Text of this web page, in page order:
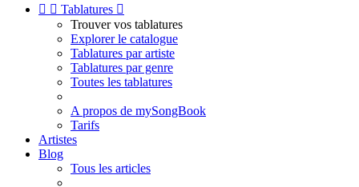
  Tablatures 
Trouver vos tablatures
Explorer le catalogue
Tablatures par artiste
Tablatures par genre
Toutes les tablatures
A propos de mySongBook
Tarifs
Artistes
Blog
Tous les articles